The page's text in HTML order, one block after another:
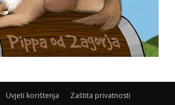
Uvjeti korištenja Zaštita privatnosti